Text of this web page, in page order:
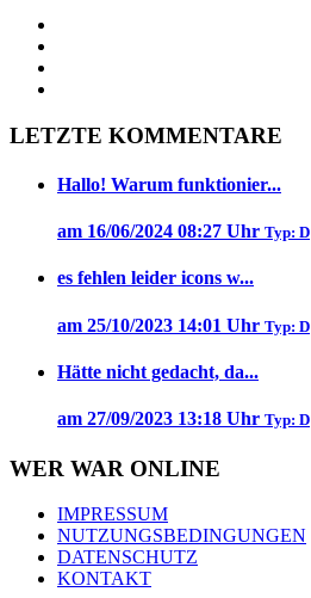
LETZTE KOMMENTARE
Hallo! Warum funktionier...
am 16/06/2024 08:27 Uhr Typ: D
es fehlen leider icons w...
am 25/10/2023 14:01 Uhr Typ: D
Hätte nicht gedacht, da...
am 27/09/2023 13:18 Uhr Typ: D
WER WAR ONLINE
IMPRESSUM
NUTZUNGSBEDINGUNGEN
DATENSCHUTZ
KONTAKT